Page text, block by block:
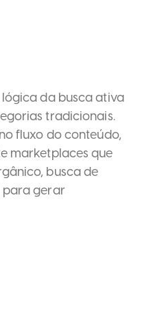
da busca ativa
tradicionais.
fluxo do conteúdo,
marketplaces que
busca de
gerar